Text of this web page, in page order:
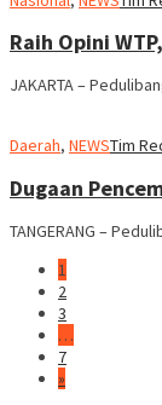
Raih Opini
JAKARTA –
Daerah, NEWSTim
Dugaan
TANGERANG –
1
2
3
…
7
»